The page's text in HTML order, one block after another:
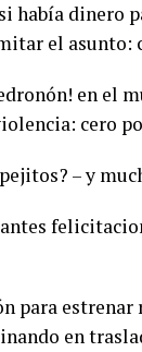
había dinero
el
en el
cero
– y
para
en